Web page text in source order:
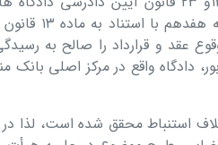
اختلاف نظر
عقد و قرارداد را صالح به
به ماده ٢٣قانون مزبور، دادگاه واقع در